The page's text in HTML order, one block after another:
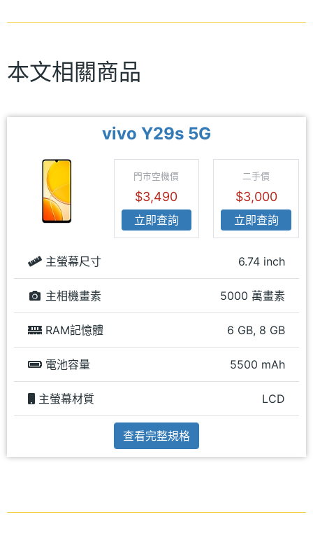
本文相關商品
vivo Y29s 5G
門市空機價
$3,490
立即查詢
二手價
$3,000
立即查詢
主螢幕尺寸 6.74 inch
主相機畫素 5000 萬畫素
RAM記憶體 6 GB, 8 GB
電池容量 5500 mAh
主螢幕材質 LCD
查看完整規格